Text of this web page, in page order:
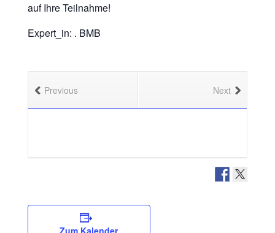
auf Ihre Teilnahme!
Expert_in: . BMB
Next
Previous
Zum Kalender